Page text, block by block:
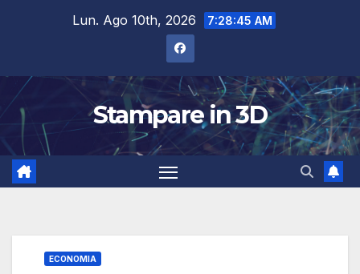
Lun. Ago 10th, 2026 7:28:46 AM
Stampare in 3D
ECONOMIA